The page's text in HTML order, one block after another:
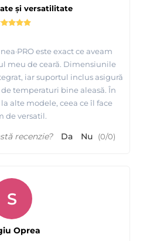
și versatilitate
este exact ce aveam
meu de ceară. Dimensiunile
iar suportul inclus asigură
temperaturi bine aleasă. În
alte modele, ceea ce îl face
de versatil.
recenzie? Da Nu (0/0)
S
Oprea